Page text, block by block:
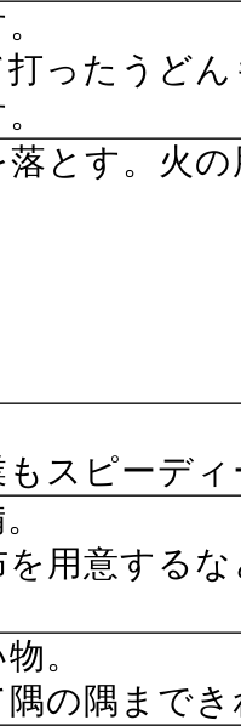
ったうど
落とす。火
もスピーデ
を用意する
。
の隅まで